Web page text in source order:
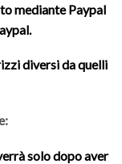
mediante Paypal
diversi da quelli
solo dopo aver